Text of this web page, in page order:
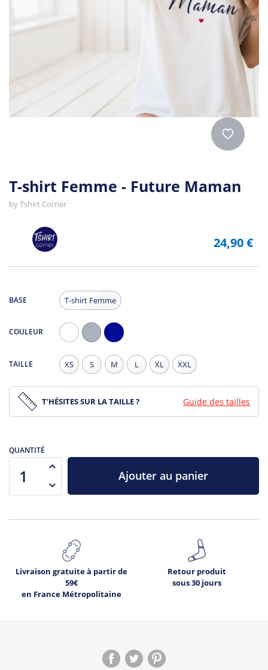
T-shirt Femme - Future Maman
byTshirt Corner
24,90 €
BASE T-shirt Femme
COULEUR
Chiné
TAILLE XS S M L XL XXL
T’HÉSITES SUR LA TAILLE ? Guide des tailles
QUANTITÉ
Ajouter au panier
Livraison gratuite à partir de
59€
en France Métropolitaine
Retour produit
sous 30 jours